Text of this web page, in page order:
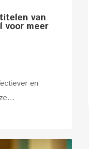
van
voor meer
en